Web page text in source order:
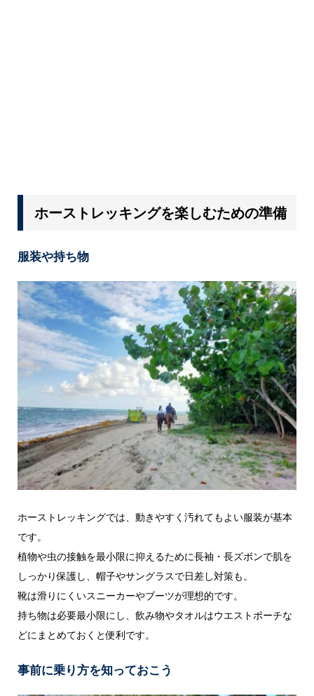
ホーストレッキングを楽しむための準備
服装や持ち物
ホーストレッキングでは、動きやすく汚れてもよい服装が基本
です。
植物や虫の接触を最小限に抑えるために長袖・長ズボンで肌を
しっかり保護し、帽子やサングラスで日差し対策も。
靴は滑りにくいスニーカーやブーツが理想的です。
持ち物は必要最小限にし、飲み物やタオルはウエストポーチな
どにまとめておくと便利です。
事前に乗り方を知っておこう